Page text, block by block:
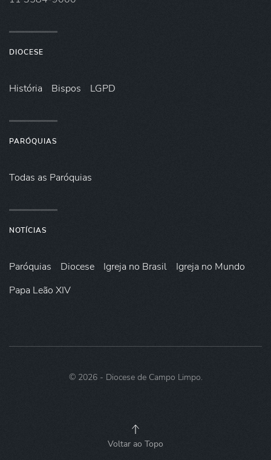
DIOCESE
História Bispos LGPD
PARÓQUIAS
Todas as Paróquias
NOTÍCIAS
Paróquias Diocese Igreja no Brasil
Igreja no Mundo
Papa Leão XIV
© 2026- Diocese de Campo Limpo.
Voltar ao Topo